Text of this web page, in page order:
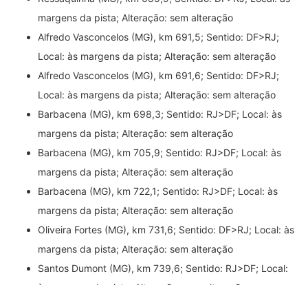
margens da pista; Alteração: sem alteração
Alfredo Vasconcelos (MG), km 691,5; Sentido: DF>RJ;
Local: às margens da pista; Alteração: sem alteração
Alfredo Vasconcelos (MG), km 691,6; Sentido: DF>RJ;
Local: às margens da pista; Alteração: sem alteração
Barbacena (MG), km 698,3; Sentido: RJ>DF; Local: às
margens da pista; Alteração: sem alteração
Barbacena (MG), km 705,9; Sentido: RJ>DF; Local: às
margens da pista; Alteração: sem alteração
Barbacena (MG), km 722,1; Sentido: RJ>DF; Local: às
margens da pista; Alteração: sem alteração
Oliveira Fortes (MG), km 731,6; Sentido: DF>RJ; Local: às
margens da pista; Alteração: sem alteração
Santos Dumont (MG), km 739,6; Sentido: RJ>DF; Local: